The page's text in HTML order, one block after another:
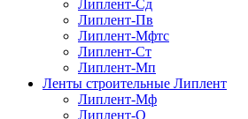
Липлент-Сд
Липлент-Пв
Липлент-Мфтс
Липлент-Ст
Липлент-Мп
Ленты строительные Липлент
Липлент-Мф
Липлент-О